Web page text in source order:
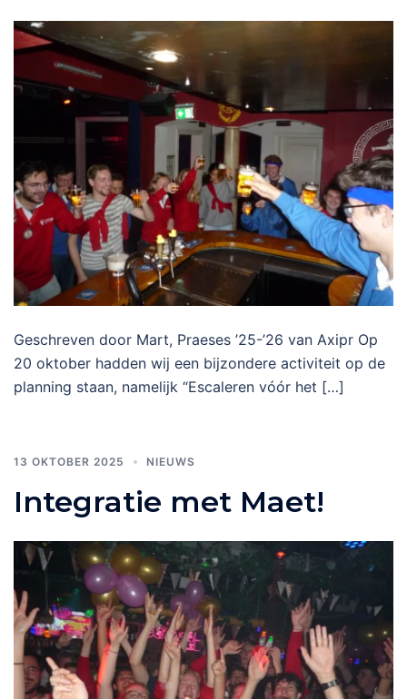
Geschreven door Mart, Praeses ’25-’26 van Axipr Op
20 oktober hadden wij een bijzondere activiteit op de
planning staan, namelijk “Escaleren vóór het […]
13 OKTOBER 2025 NIEUWS
Integratie met Maet!